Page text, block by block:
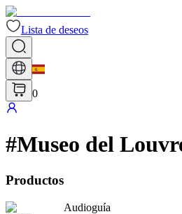
Lista de deseos
0
#Museo del
Productos
Audioguía